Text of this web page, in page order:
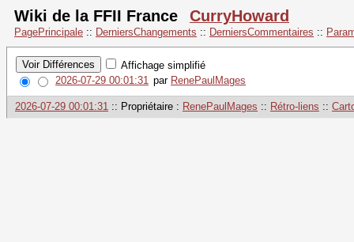
Wiki de la FFII France CurryHoward
PagePrincipale :: DerniersChangements :: DerniersCommentaires ::
Affichage simplifié
2026-07-29 00:01:31 par RenePaulMages
2026-07-29 00:01:31 :: Propriétaire : RenePaulMages :: Rétro-liens ::